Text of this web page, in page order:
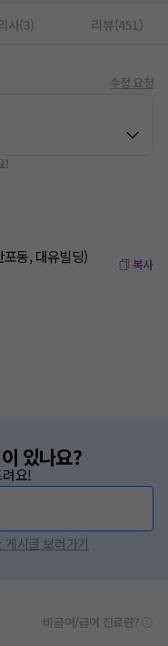
백내장수술 (단초점/비급여) 1
사(3) 리뷰(451)
수정 요청
!
동, 대유빌딩) 복사
있나요?
요!
시글 보러가기
비급여/급여 진료란?